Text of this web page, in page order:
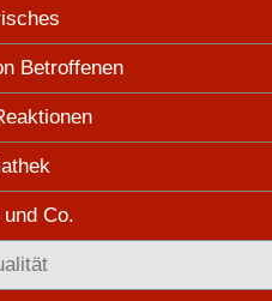
Betroffenen
Co.